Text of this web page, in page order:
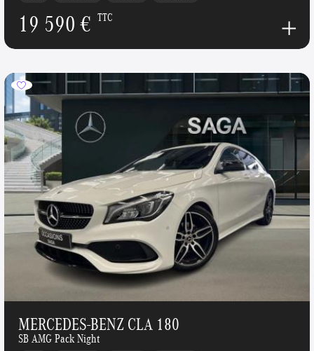
19 590 € TTC
MERCEDES-BENZ CLA 180
SB AMG Pack Night